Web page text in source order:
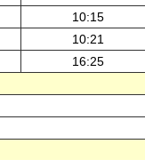
10:15
10:21
16:25